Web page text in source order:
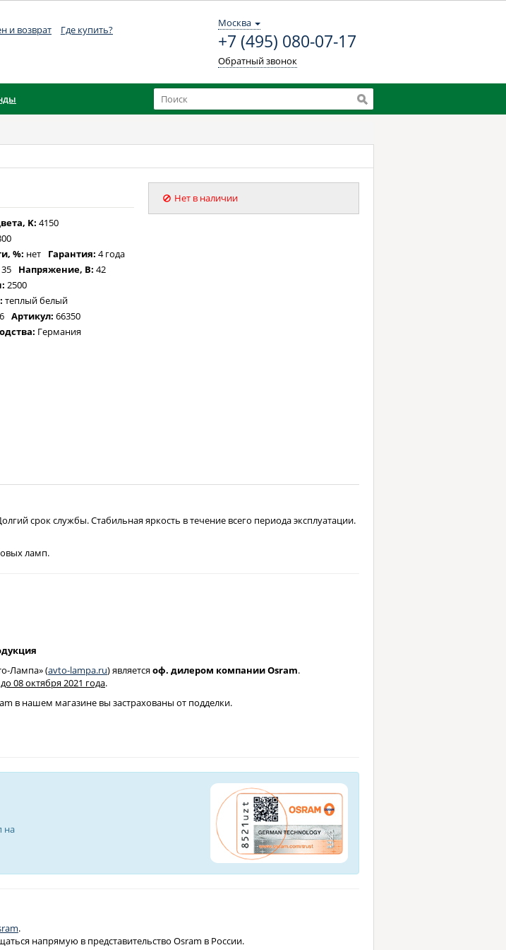
и возврат Где купить?
Москва
+7 (495) 080-07-17
Обратный звонок
K: 4150
%: нет Гарантия: 4 года
35 Напряжение, В: 42
2500
теплый белый
Артикул:66350
Германия
Нет в наличии
срок службы. Стабильная яркость в течение всего периода эксплуатации.
ламп.
Лампа» (avto-lampa.ru) являетсяоф. дилером компании Osram.
до 08 октября 2021 года.
в нашем магазине вы застрахованы от подделки.
на
.
напрямую в представительство Osram в России.